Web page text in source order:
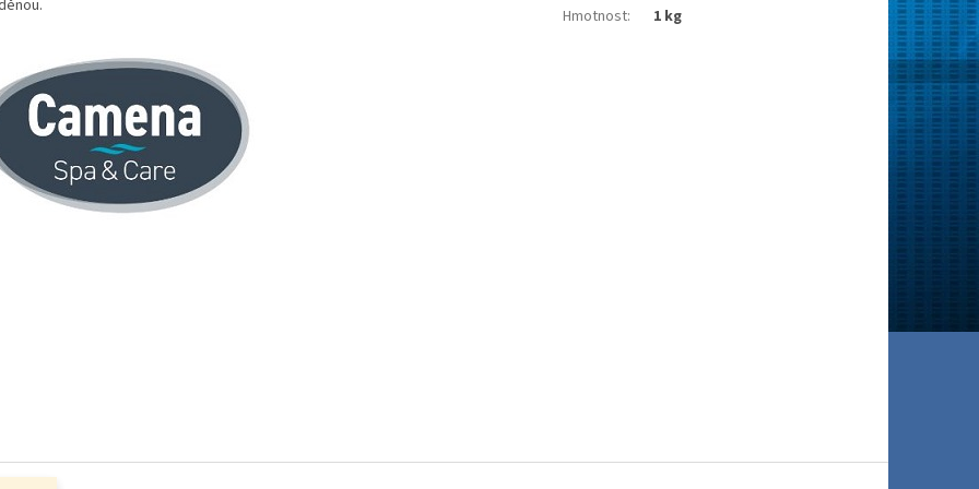
Hmotnost: 1 kg